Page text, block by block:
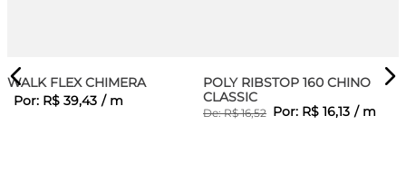
WALK FLEX CHIMERA
Por: R$ 39,43 / m
POLY RIBSTOP 160 CHINO
CLASSIC
De:R$ 16,52 Por: R$ 16,13 / m